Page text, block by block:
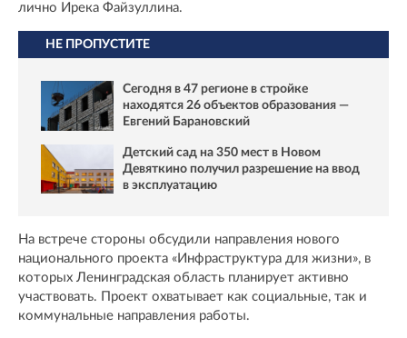
лично Ирека Файзуллина.
НЕ ПРОПУСТИТЕ
Сегодня в 47 регионе в стройке
находятся 26 объектов образования —
Евгений Барановский
Детский сад на 350 мест в Новом
Девяткино получил разрешение на ввод
в эксплуатацию
На встрече стороны обсудили направления нового
национального проекта «Инфраструктура для жизни», в
которых Ленинградская область планирует активно
участвовать. Проект охватывает как социальные, так и
коммунальные направления работы.